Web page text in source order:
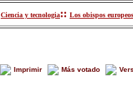
Ciencia y tecnologia:: Los obispos
Imprimir Más votado